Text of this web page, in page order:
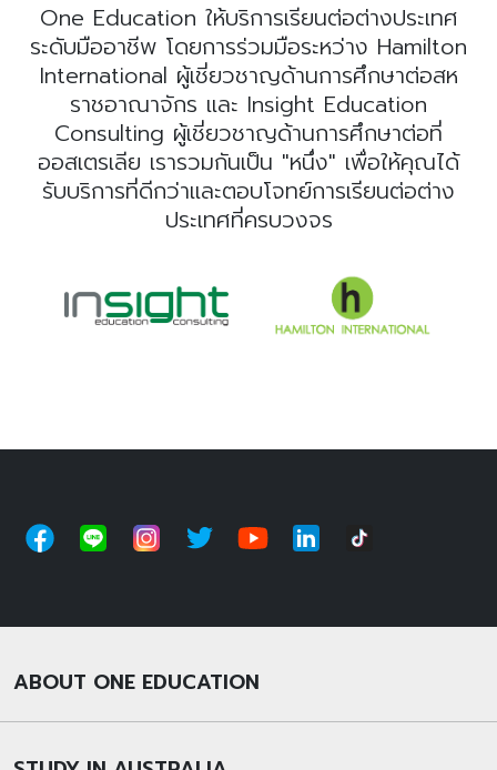
One Education ให้บริการเรียนต่อต่างประเทศ
ระดับมืออาชีพ โดยการร่วมมือระหว่าง Hamilton
International ผู้เชี่ยวชาญด้านการศึกษาต่อสห
ราชอาณาจักร และ Insight Education
Consulting ผู้เชี่ยวชาญด้านการศึกษาต่อที่
ออสเตรเลีย เรารวมกันเป็น "หนึ่ง" เพื่อให้คุณได้
รับบริการที่ดีกว่าและตอบโจทย์การเรียนต่อต่าง
ประเทศที่ครบวงจร
ABOUT ONE EDUCATION